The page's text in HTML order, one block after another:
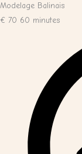
Modelage Balinais
€ 70 60 minutes